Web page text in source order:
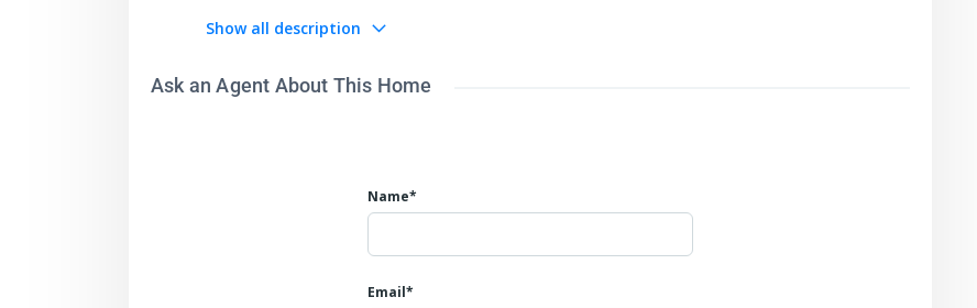
Área ofertada:15.000 m2
e 70 ml Fondo: 197 ml
Show all description
Ask an Agent About This Home
Name*
Email*